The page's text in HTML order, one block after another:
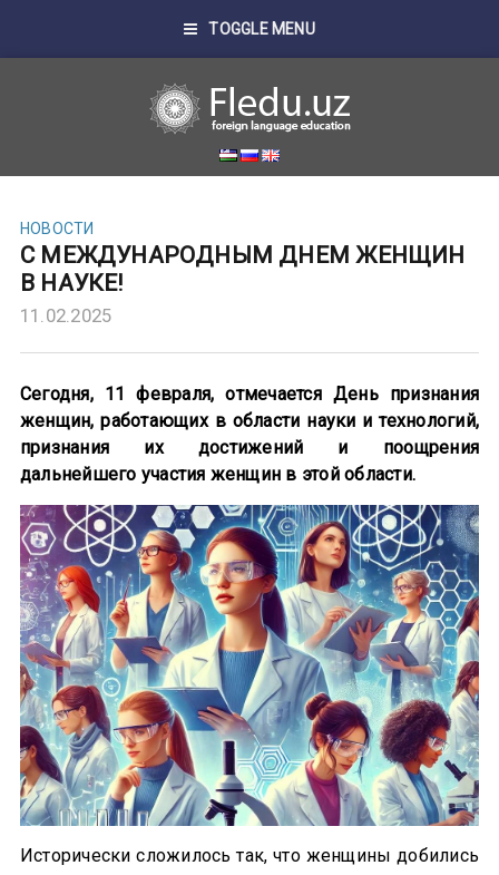
TOGGLE MENU
НОВОСТИ
С МЕЖДУНАРОДНЫМ ДНЕМ ЖЕНЩИН
В НАУКЕ!
11.02.2025
Сегодня, 11 февраля, отмечается День признания
женщин, работающих в области науки и технологий,
признания их достижений и поощрения
дальнейшего участия женщин в этой области.
Исторически сложилось так, что женщины добились